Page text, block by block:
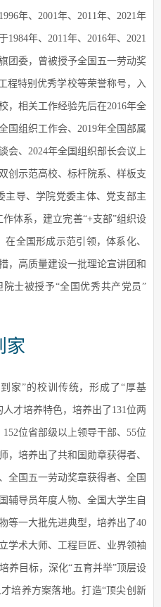
年、2001年、2011年、2021年
年、2011年、2016年、2021
团委，曾被授予全国五一劳动奖
程特别优秀学校等荣誉称号，入
，相关工作经验先后在2016年全
国组织工作会、2019年全国部属
会、2024年全国组织部长会议上
创示范高校、标杆院系、样板支
主导、学院党委主体、党支部主
体系，建立完善“+支部”组织设
全国形成示范引领，体系化、
，高质量建设一批理论宣讲团和
士被授予“全国优秀共产党员”
家
家”的校训传统，形成了“厚基
才培养特色，培养出了131位两
位省部级以上领导干部、55位
，培养出了共和国勋章获得者、
全国五一劳动奖章获得者、全国
辅导员年度人物、全国大学生自
等一大批先进典型，培养出了40
学术大师、工程巨匠、业界领袖
养目标，深化“五育并举”顶层设
培养方案落地。打造“顶尖创新